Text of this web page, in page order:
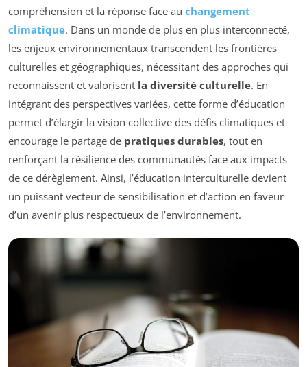
compréhension et la réponse face au changement
climatique. Dans un monde de plus en plus interconnecté,
les enjeux environnementaux transcendent les frontières
culturelles et géographiques, nécessitant des approches qui
reconnaissent et valorisent la diversité culturelle. En
intégrant des perspectives variées, cette forme d’éducation
permet d’élargir la vision collective des défis climatiques et
encourage le partage de pratiques durables, tout en
renforçant la résilience des communautés face aux impacts
de ce dérèglement. Ainsi, l’éducation interculturelle devient
un puissant vecteur de sensibilisation et d’action en faveur
d’un avenir plus respectueux de l’environnement.